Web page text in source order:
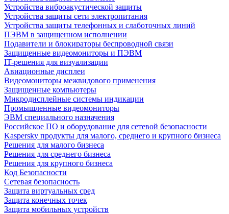
Устройства виброакустической защиты
Устройства защиты сети электропитания
Устройства защиты телефонных и слаботочных линий
ПЭВМ в защищенном исполнении
Подавители и блокираторы беспроводной связи
Защищенные видеомониторы и ПЭВМ
IT-решения для визуализации
Авиационные дисплеи
Видеомониторы межвидового применения
Защищенные компьютеры
Микродисплейные системы индикации
Промышленные видеомониторы
ЭВМ специального назначения
Российское ПО и оборудование для сетевой безопасности
Kaspersky продукты для малого, среднего и крупного бизнеса
Решения для малого бизнеса
Решения для среднего бизнеса
Решения для крупного бизнеса
Код Безопасности
Сетевая безопасность
Защита виртуальных сред
Защита конечных точек
Защита мобильных устройств